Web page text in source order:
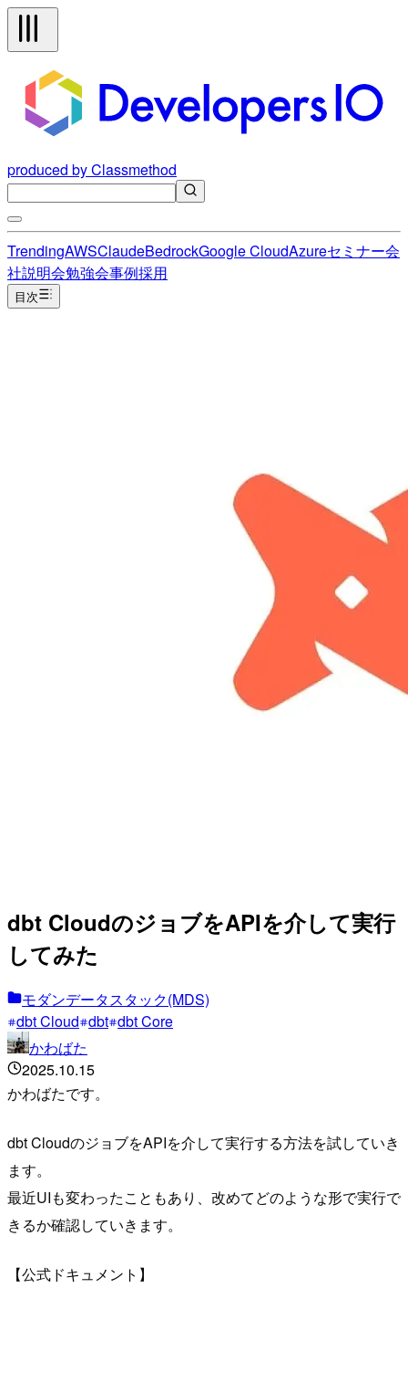
produced by Classmethod
TrendingAWSClaudeBedrockGoogle CloudAzureセミナー会
社説明会勉強会事例採用
目次
dbt CloudのジョブをAPIを介して実行
してみた
モダンデータスタック(MDS)
dbt Cloud dbt dbt Core
かわばた
2025.10.15
かわばたです。
dbt CloudのジョブをAPIを介して実行する方法を試していき
ます。
最近UIも変わったこともあり、改めてどのような形で実行で
きるか確認していきます。
【公式ドキュメント】